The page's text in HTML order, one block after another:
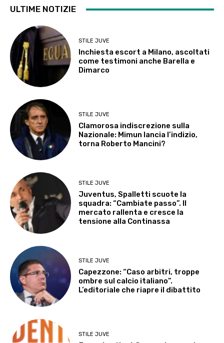
ULTIME NOTIZIE
STILE JUVE
Inchiesta escort a Milano, ascoltati
come testimoni anche Barella e
Dimarco
STILE JUVE
Clamorosa indiscrezione sulla
Nazionale: Mimun lancia l’indizio,
torna Roberto Mancini?
STILE JUVE
Juventus, Spalletti scuote la
squadra: “Cambiate passo”. Il
mercato rallenta e cresce la
tensione alla Continassa
STILE JUVE
Capezzone: “Caso arbitri, troppe
ombre sul calcio italiano”.
L’editoriale che riapre il dibattito
STILE JUVE